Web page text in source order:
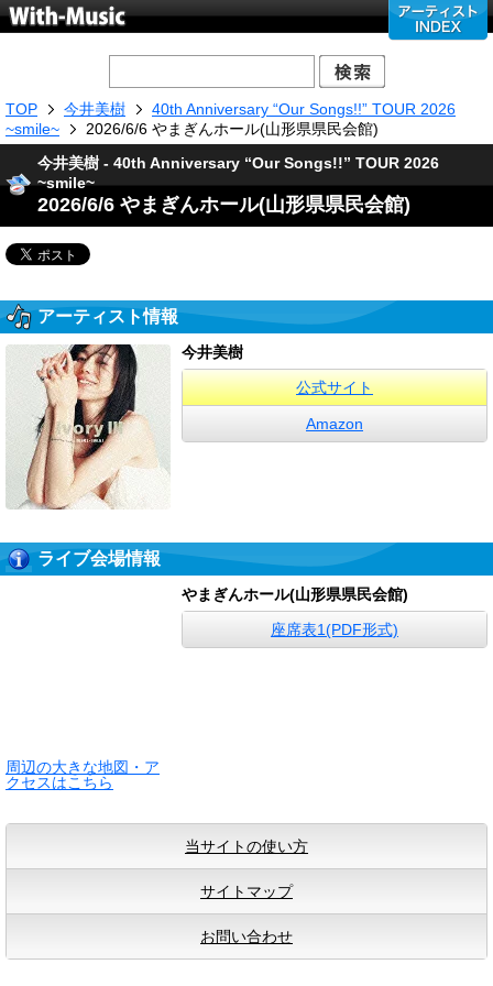
TOP 今井美樹
40th Anniversary “Our Songs!!” TOUR 2026
~smile~
2026/6/6 やまぎんホール(山形県県民会館)
今井美樹 - 40th Anniversary “Our Songs!!” TOUR 2026
~smile~
2026/6/6 やまぎんホール(山形県県民会館)
アーティスト情報
今井美樹
公式サイト
Amazon
ライブ会場情報
周辺の大きな地図・ア
クセスはこちら
やまぎんホール(山形県県民会館)
座席表1(PDF形式)
当サイトの使い方
サイトマップ
お問い合わせ